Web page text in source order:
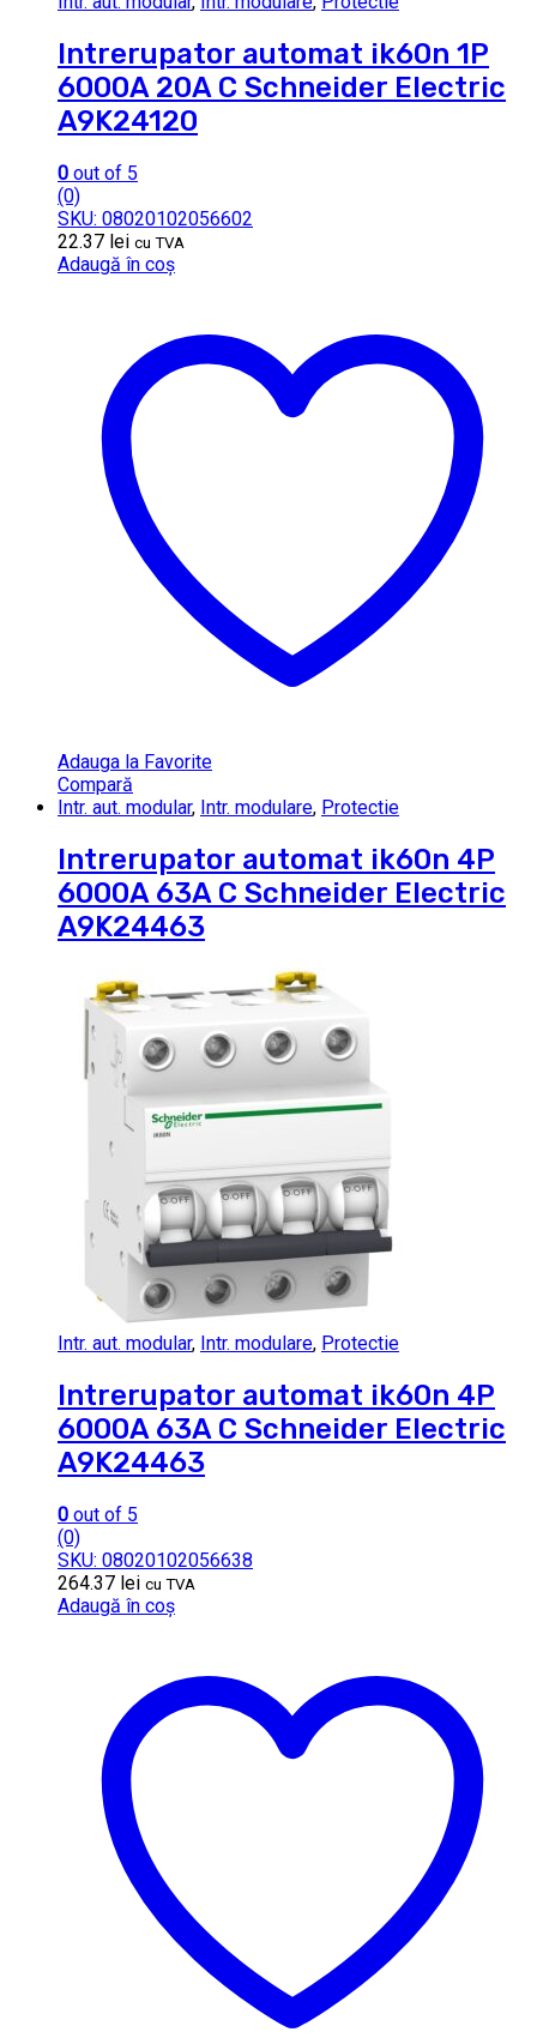
Intrerupator automat ik60n 1P
6000A 20A C Schneider Electric
A9K24120
0 out of 5
(0)
SKU: 08020102056602
22.37 lei cu TVA
Adaugă în coș
Adauga la Favorite
Compară
Intr. aut. modular, Intr. modulare, Protectie
Intrerupator automat ik60n 4P
6000A 63A C Schneider Electric
A9K24463
Intr. aut. modular, Intr. modulare, Protectie
Intrerupator automat ik60n 4P
6000A 63A C Schneider Electric
A9K24463
0 out of 5
(0)
SKU: 08020102056638
264.37 lei cu TVA
Adaugă în coș